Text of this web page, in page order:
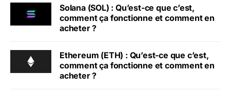
Solana (SOL) : Qu’est-ce que c’est,
comment ça fonctionne et comment en
acheter ?
Ethereum (ETH) : Qu’est-ce que c’est,
comment ça fonctionne et comment en
acheter ?